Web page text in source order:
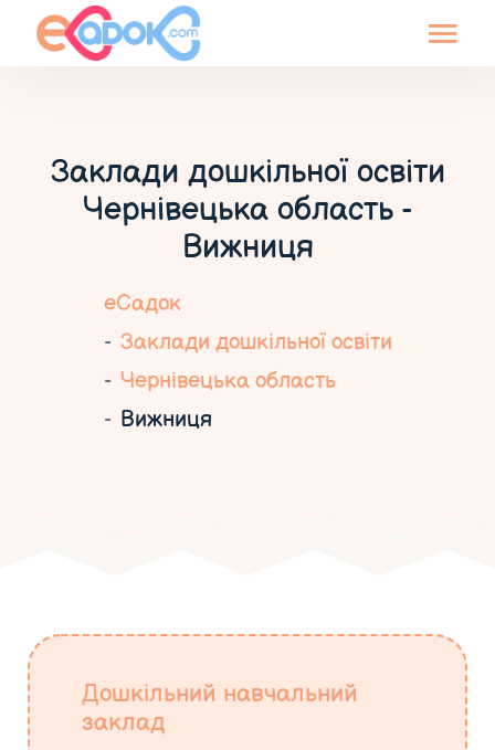
Заклади дошкільної освіти
Чернівецька область -
Вижниця
еСадок
Заклади дошкільної освіти
Чернівецька область
Вижниця
Дошкільний навчальний
заклад